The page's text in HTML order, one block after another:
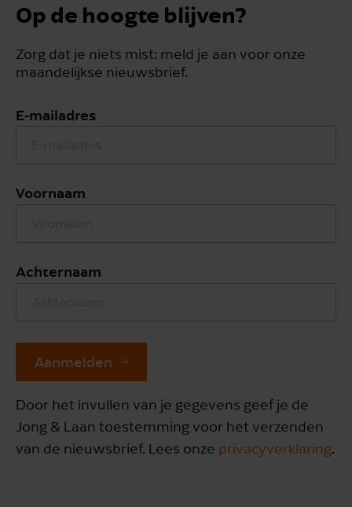
Op de hoogte blijven?
Zorg dat je niets mist: meld je aan voor onze
maandelijkse nieuwsbrief.
E-mailadres
Voornaam
Achternaam
Aanmelden
Door het invullen van je gegevens geef je de
Jong & Laan toestemming voor het verzenden
van de nieuwsbrief. Lees onze privacyverklaring.